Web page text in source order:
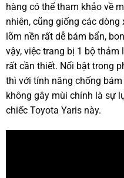
hàng có thể tham khảo về
nhiên, cũng giống các dòng
lõm nền rất dễ bám bẩn,
vậy, việc trang bị 1 bộ thảm
rất cần thiết. Nổi bật trong
thì với tính năng chống
không gây mùi chính là sự
chiếc Toyota Yaris này.